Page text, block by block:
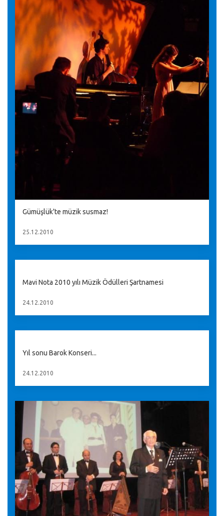
Gümüşlük'te müzik susmaz!
25.12.2010
Mavi Nota 2010 yılı Müzik Ödülleri Şartnamesi
24.12.2010
Yıl sonu Barok Konseri...
24.12.2010